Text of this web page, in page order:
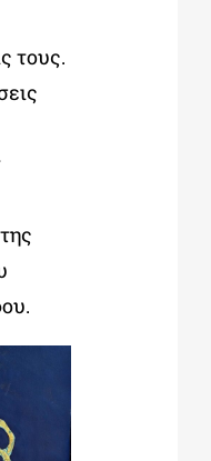
τους.